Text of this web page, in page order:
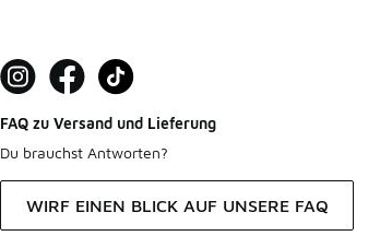
FAQ zu Versand und Lieferung
Du brauchst Antworten?
WIRF EINEN BLICK AUF UNSERE FAQ